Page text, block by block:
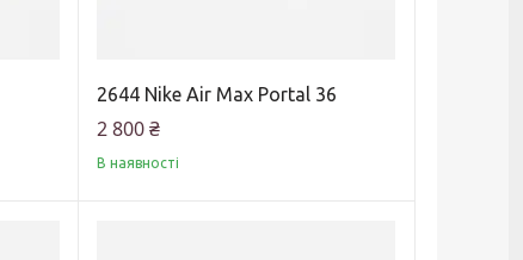
2644 Nike Air Max Portal 36
2 800 ₴
В наявності